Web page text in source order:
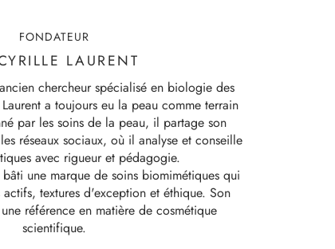
FONDATEUR
LAURENT
chercheur spécialisé en biologie des
a toujours eu la peau comme terrain
par les soins de la peau, il partage son
réseaux sociaux, où il analyse et conseille
avec rigueur et pédagogie.
une marque de soins biomimétiques qui
textures d'exception et éthique. Son
référence en matière de cosmétique
scientifique.